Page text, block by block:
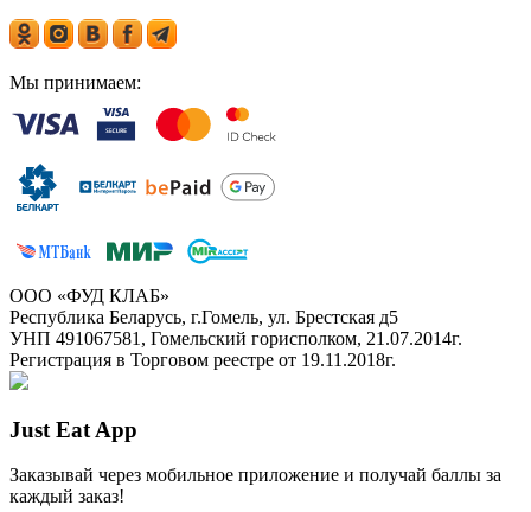
Мы принимаем:
ООО «ФУД КЛАБ»
Республика Беларусь, г.Гомель, ул. Брестская д5
УНП 491067581, Гомельский горисполком, 21.07.2014г.
Регистрация в Торговом реестре от 19.11.2018г.
Just Eat App
Заказывай через мобильное приложение и получай баллы за
каждый заказ!